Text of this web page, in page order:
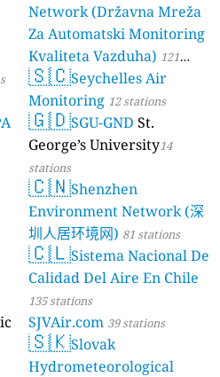
Network (Državna Mreža
Za Automatski Monitoring
Kvaliteta Vazduha) 121
stations
🇸🇨Seychelles Air
Monitoring 12 stations
🇬🇩SGU-GND St.
George’s University14
stations
🇨🇳Shenzhen
Environment Network (深
圳人居环境网) 81 stations
🇨🇱Sistema Nacional De
Calidad Del Aire En Chile
135 stations
SJVAir.com 39 stations
🇸🇰Slovak
Hydrometeorological